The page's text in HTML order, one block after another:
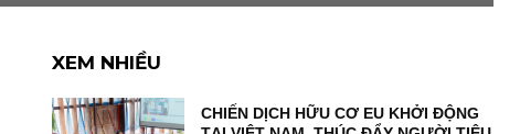
XEM NHIỀU
CHIẾN DỊCH HỮU CƠ EU KHỞI ĐỘNG